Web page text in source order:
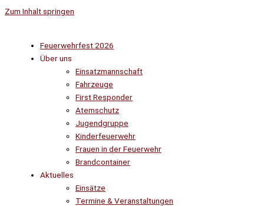
Zum Inhalt springen
Feuerwehrfest 2026
Über uns
Einsatzmannschaft
Fahrzeuge
First Responder
Atemschutz
Jugendgruppe
Kinderfeuerwehr
Frauen in der Feuerwehr
Brandcontainer
Aktuelles
Einsätze
Termine & Veranstaltungen